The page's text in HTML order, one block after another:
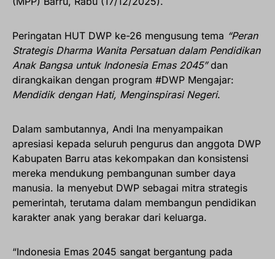
Peringatan HUT DWP ke-26 mengusung tema “Peran
Strategis Dharma Wanita Persatuan dalam Pendidikan
Anak Bangsa untuk Indonesia Emas 2045”dan
dirangkaikan dengan program #DWP Mengajar:
Mendidik dengan Hati, Menginspirasi Negeri.
Dalam sambutannya, Andi Ina menyampaikan
apresiasi kepada seluruh pengurus dan anggota DWP
Kabupaten Barru atas kekompakan dan konsistensi
mereka mendukung pembangunan sumber daya
manusia. Ia menyebut DWP sebagai mitra strategis
pemerintah, terutama dalam membangun pendidikan
karakter anak yang berakar dari keluarga.
“Indonesia Emas 2045 sangat bergantung pada